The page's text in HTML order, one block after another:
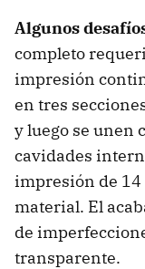
Algunos
completo
impresión
en tres
y luego se unen
cavidades
impresión de 14
material. El
de
transparente.